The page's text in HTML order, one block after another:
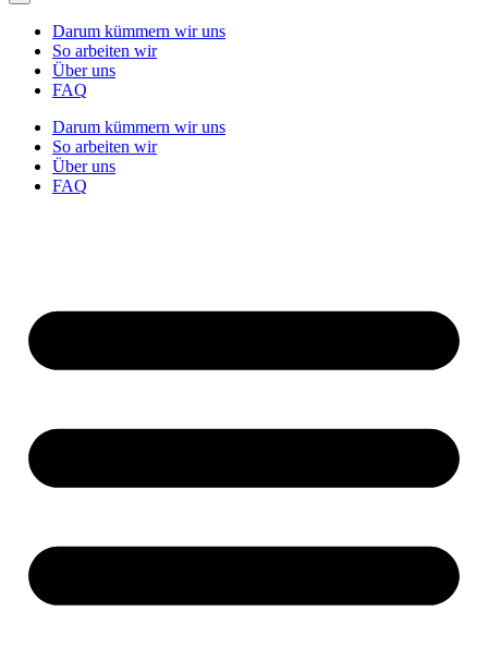
Darum kümmern wir uns
So arbeiten wir
Über uns
FAQ
Darum kümmern wir uns
So arbeiten wir
Über uns
FAQ